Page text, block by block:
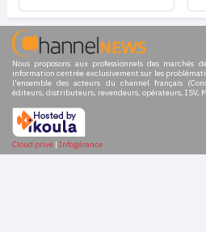
Nous proposons aux professionnels des
information centrée exclusivement sur les
l'ensemble des acteurs du channel français
éditeurs, distributeurs, revendeurs, opérateurs, ISV,
Cloud privé | Infogérance